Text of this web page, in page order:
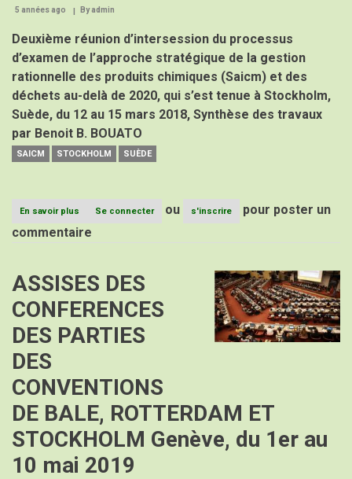
par
Bouato
5 années ago Byadmin
Deuxième réunion d’intersession du processus
d’examen de l’approche stratégique de la gestion
rationnelle des produits chimiques (Saicm) et des
déchets au-delà de 2020, qui s’est tenue à Stockholm,
Suède, du 12 au 15 mars 2018, Synthèse des travaux
par Benoit B. BOUATO
SAICM STOCKHOLM SUÈDE
En savoir plus
SAICM
au-
2020,
à
Stockholm,
Suède,
du
12
2018
Se connecter ou s'inscrire
pour poster un
commentaire
Image
ASSISES DES
CONFERENCES
DES PARTIES
DES
CONVENTIONS
DE BALE, ROTTERDAM ET
STOCKHOLM Genève, du 1er au
10 mai 2019